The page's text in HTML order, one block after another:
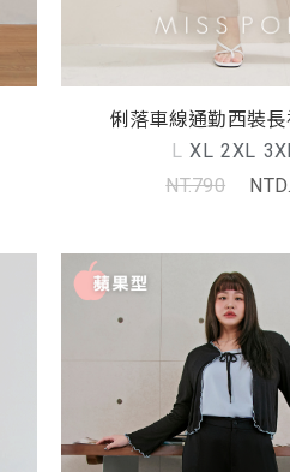
俐落車線通勤西裝
L XL 2XL
NT.790